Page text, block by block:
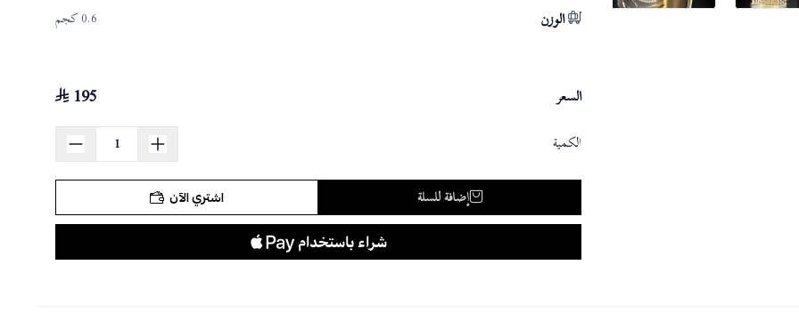
الوزن 0.6 كجم
السعر 195
الكمية
إضافة للسلة اشتري الآن